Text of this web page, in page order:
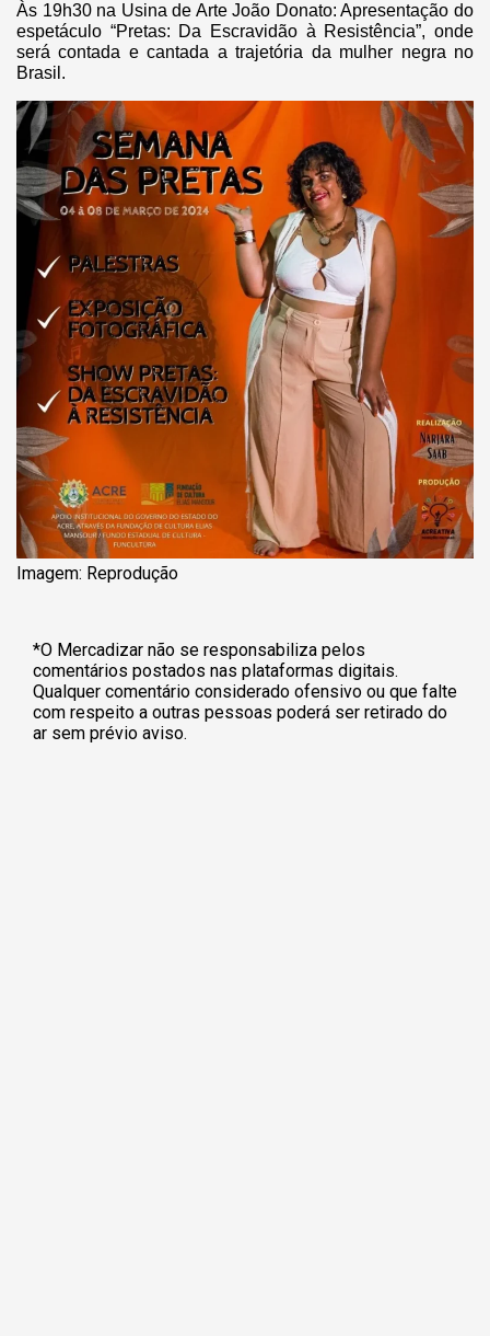
Às 19h30 na Usina de Arte João Donato: Apresentação do
espetáculo “Pretas: Da Escravidão à Resistência”, onde
será contada e cantada a trajetória da mulher negra no
Brasil.
Imagem: Reprodução
*O Mercadizar não se responsabiliza pelos
comentários postados nas plataformas digitais.
Qualquer comentário considerado ofensivo ou que falte
com respeito a outras pessoas poderá ser retirado do
ar sem prévio aviso.